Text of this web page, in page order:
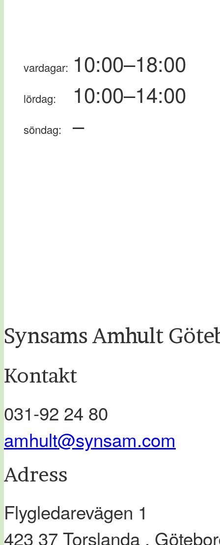
vardagar: 10:00–18:00
lördag: 10:00–14:00
söndag: –
Synsams Amhult
Kontakt
031-92 24 80
amhult@synsam.com
Adress
Flygledarevägen 1
423 37 Torslanda ,